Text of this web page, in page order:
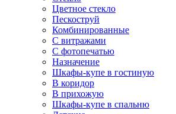
Цветное стекло
Пескоструй
Комбинированные
С витражами
С фотопечатью
Назначение
Шкафы-купе в гостиную
В коридор
В прихожую
Шкафы-купе в спальню